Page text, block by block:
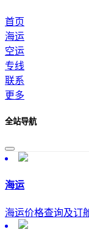
首页
海运
空运
专线
联系
更多
全站导航
海运
海运价格查询及订